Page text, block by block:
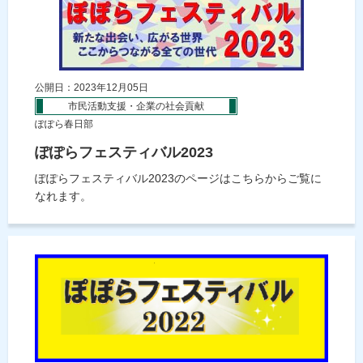
公開日：2023年12月05日
市民活動支援・企業の社会貢献
ぽぽら春日部
ぽぽらフェスティバル2023
ぽぽらフェスティバル2023のページはこちらからご覧に
なれます。